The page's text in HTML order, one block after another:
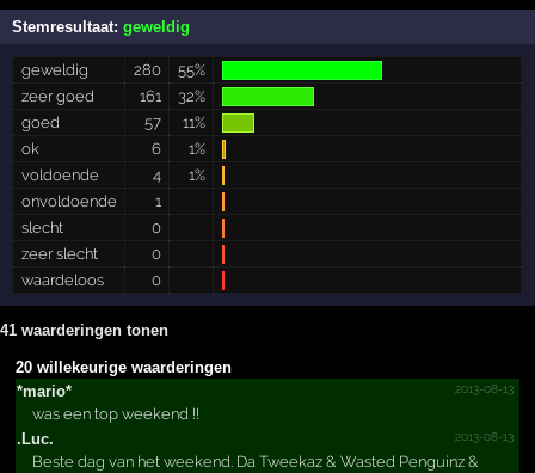
Stemresultaat:geweldig
geweldig 280
55%
zeer goed
161
32%
goed
57
11%
ok
6
1%
voldoende
4
1%
onvoldoende
1
slecht
0
zeer slecht
0
waardeloos
0
41 waarderingen tonen
20 willekeurige waarderingen
*mario*
2013-08-13
was een top weekend !!
.Luc.
2013-08-13
Beste dag van het weekend. Da Tweekaz & Wasted Penguinz &